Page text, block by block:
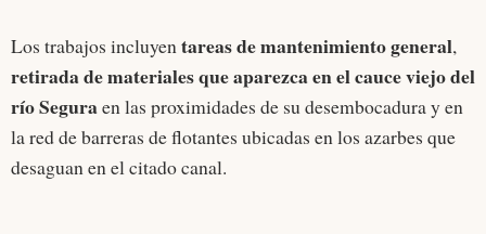
Los trabajos incluyentareas de mantenimiento general,
retirada de materiales que aparezca en el cauce viejo del
río Seguraen las proximidades de su desembocadura y en
la red de barreras de flotantes ubicadas en los azarbes que
desaguan en el citado canal.